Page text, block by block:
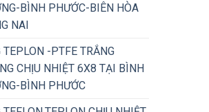
BÌNH PHƯỚC-BIÊN HÒA
NAI
TEPLON -PTFE TRẮNG
CHỊU NHIỆT 6X8 TẠI BÌNH
BÌNH PHƯỚC